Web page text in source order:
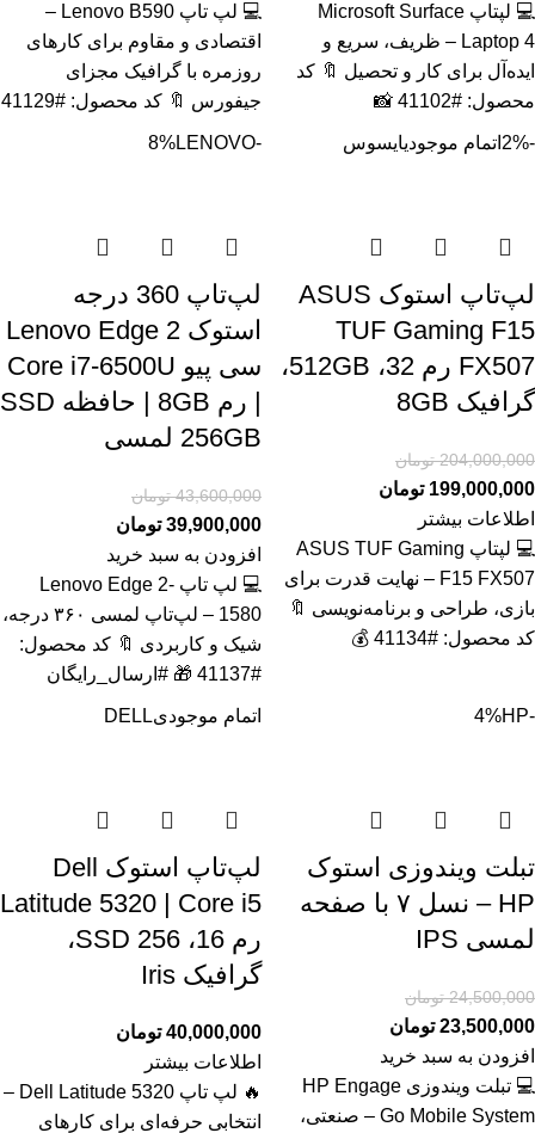
💻 لپتاپ Microsoft Surface
Laptop 4 – ظریف، سریع و
ایده‌آل برای کار و تحصیل 🔖 کد
محصول: #41102 📸
💻 لپ تاپ Lenovo B590 –
اقتصادی و مقاوم برای کارهای
روزمره با گرافیک مجزای
جیفورس 🔖 کد محصول: #41129
-2% اتمام موجودیایسوس
لپ‌تاپ استوک ASUS
TUF Gaming F15
FX507 رم 32، 512GB،
گرافیک 8GB
204,000,000 تومان
199,000,000 تومان
اطلاعات بیشتر
💻 لپتاپ ASUS TUF Gaming
F15 FX507 – نهایت قدرت برای
بازی، طراحی و برنامه‌نویسی 🔖
کد محصول: #41134 💰
-8%
LENOVO
لپ‌تاپ 360 درجه
استوک Lenovo Edge 2
سی پیو Core i7-6500U
| رم 8GB | حافظه SSD
256GB لمسی
43,600,000 تومان
39,900,000 تومان
افزودن به سبد خرید
💻 لپ تاپ Lenovo Edge 2-
1580 – لپ‌تاپ لمسی ۳۶۰ درجه،
شیک و کاربردی 🔖 کد محصول:
#41137 🎁 #ارسال_رایگان
-4%
HP
تبلت ویندوزی استوک
HP – نسل ۷ با صفحه
لمسی IPS
24,500,000 تومان
23,500,000 تومان
افزودن به سبد خرید
💻 تبلت ویندوزی HP Engage
Go Mobile System – صنعتی،
اتمام موجودیDELL
لپ‌تاپ استوک Dell
Latitude 5320 | Core i5
رم 16، SSD 256،
گرافیک Iris
40,000,000 تومان
اطلاعات بیشتر
🔥 لپ تاپ Dell Latitude 5320 –
انتخابی حرفه‌ای برای کارهای